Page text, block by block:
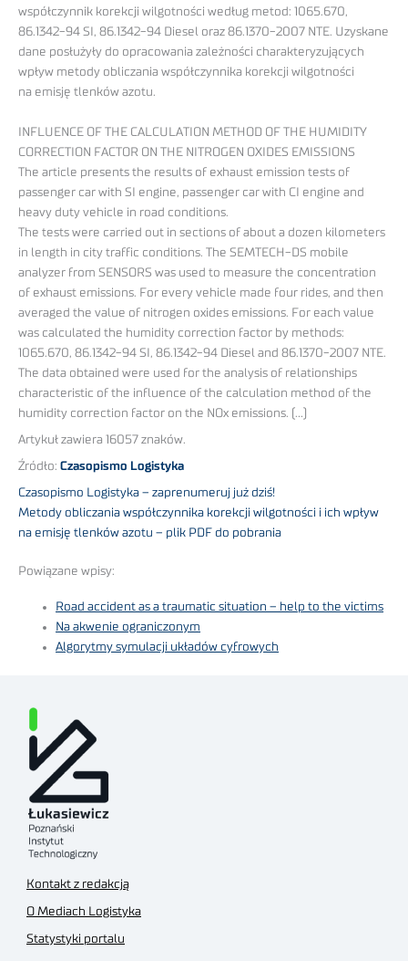
współczynnik korekcji wilgotności według metod: 1065.670,
86.1342-94 SI, 86.1342-94 Diesel oraz 86.1370-2007 NTE. Uzyskane
dane posłużyły do opracowania zależności charakteryzujących
wpływ metody obliczania współczynnika korekcji wilgotności
na emisję tlenków azotu.
INFLUENCE OF THE CALCULATION METHOD OF THE HUMIDITY
CORRECTION FACTOR ON THE NITROGEN OXIDES EMISSIONS
The article presents the results of exhaust emission tests of
passenger car with SI engine, passenger car with CI engine and
heavy duty vehicle in road conditions.
The tests were carried out in sections of about a dozen kilometers
in length in city traffic conditions. The SEMTECH-DS mobile
analyzer from SENSORS was used to measure the concentration
of exhaust emissions. For every vehicle made four rides, and then
averaged the value of nitrogen oxides emissions. For each value
was calculated the humidity correction factor by methods:
1065.670, 86.1342-94 SI, 86.1342-94 Diesel and 86.1370-2007 NTE.
The data obtained were used for the analysis of relationships
characteristic of the influence of the calculation method of the
humidity correction factor on the NOx emissions. (…)
Artykuł zawiera 16057 znaków.
Źródło: Czasopismo Logistyka
Czasopismo Logistyka – zaprenumeruj już dziś!
Metody obliczania współczynnika korekcji wilgotności i ich wpływ
na emisję tlenków azotu – plik PDF do pobrania
Powiązane wpisy:
Road accident as a traumatic situation – help to the victims
Na akwenie ograniczonym
Algorytmy symulacji układów cyfrowych
Kontakt z redakcją
O Mediach Logistyka
Statystyki portalu